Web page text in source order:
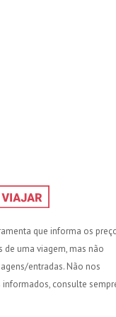
que informa os
uma viagem, mas não
entradas. Não nos
consulte